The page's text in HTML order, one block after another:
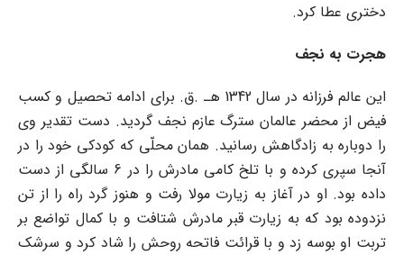
دخترى عطا کرد.
هجرت به نجف
این عالم فرزانه در سال 1342 هـ .ق. براى ادامه تحصیل و کسب
فیض از محضر عالمان سترگ عازم نجف گردید. دست تقدیر وى
را دوباره به زادگاهش رسانید. همان محلّى که کودکى خود را در
آنجا سپرى کرده و با تلخ کامى مادرش را در 6 سالگى از دست
داده بود. او در آغاز به زیارت مولا رفت و هنوز گرد راه را از تن
نزدوده بود که به زیارت قبر مادرش شتافت و با کمال تواضع بر
تربت او بوسه زد و با قرائت فاتحه روحش را شاد کرد و سرشک